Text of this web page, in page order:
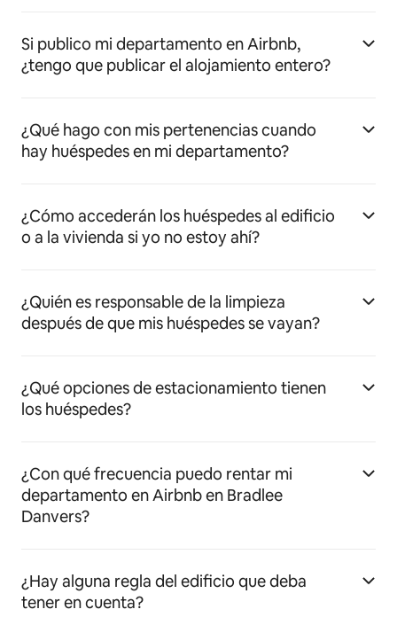
Si publico mi departamento en Airbnb,
¿tengo que publicar el alojamiento entero?
¿Qué hago con mis pertenencias cuando
hay huéspedes en mi departamento?
¿Cómo accederán los huéspedes al edificio
o a la vivienda si yo no estoy ahí?
¿Quién es responsable de la limpieza
después de que mis huéspedes se vayan?
¿Qué opciones de estacionamiento tienen
los huéspedes?
¿Con qué frecuencia puedo rentar mi
departamento en Airbnb en Bradlee
Danvers?
¿Hay alguna regla del edificio que deba
tener en cuenta?